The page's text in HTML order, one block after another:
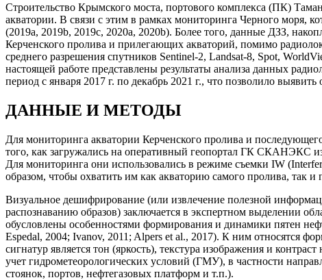
Строительство Крымского моста, портового комплекса (ПК)
акватории. В связи с этим в рамках мониторинга Черного
(2019a, 2019b, 2019c, 2020a, 2020b). Более того, данные ДЗЗ,
Керченского пролива и прилегающих акваторий, помимо
среднего разрешения спутников Sentinel-2, Landsat-8, Spot,
настоящей работе представлены результаты анализа данных
период с января 2017 г. по декабрь 2021 г., что позволило
ДАННЫЕ И МЕТОДЫ
Для мониторинга акватории Керченского пролива и
того, как загружались на оперативный геопортал ГК СКАНЭКС
Для мониторинга они использовались в режиме съемки IW
образом, чтобы охватить им как акваторию самого пролива, так
Визуальное дешифрирование (или извлечение полезной
распознаванию образов) заключается в экспертном выделении
обусловлены особенностями формирования и динамики пятен
Espedal, 2004; Ivanov, 2011; Alpers et al., 2017). К ним относятся
сигнатур является тон (яркость), текстура изображения и
учет гидрометеорологических условий (ГМУ), в частности
стоянок, портов, нефтегазовых платформ и т.п.).